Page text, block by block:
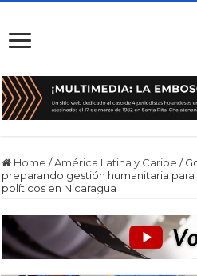
Home /América Latina y Caribe /
preparando gestión humanitaria para
políticos en Nicaragua